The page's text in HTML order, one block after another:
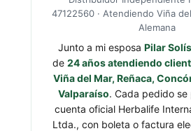
47122560 · Atendiendo Viña
Alemana
Junto a mi esposa Pilar Solís
de 24 años atendiendo
Viña del Mar, Reñaca,
Valparaíso. Cada pedido se
cuenta oficial Herbalife
Ltda., con boleta o factura